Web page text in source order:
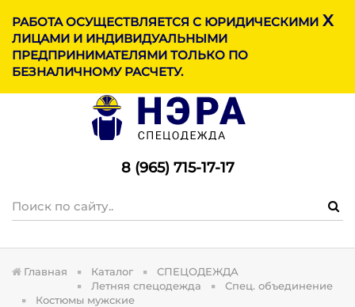
МЕНЮ
РАБОТА ОСУЩЕСТВЛЯЕТСЯ С ЮРИДИЧЕСКИМИ
ЛИЦАМИ И ИНДИВИДУАЛЬНЫМИ
ПРЕДПРИНИМАТЕЛЯМИ ТОЛЬКО ПО
БЕЗНАЛИЧНОМУ РАСЧЕТУ.
X
8 (965) 715-17-17
Главная Каталог
СПЕЦОДЕЖДА
Летняя спецодежда
Спец. объединение
Костюмы мужские